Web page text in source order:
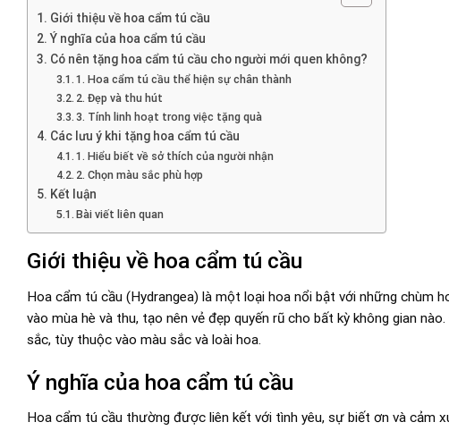
Giới thiệu về hoa cẩm tú cầu
Ý nghĩa của hoa cẩm tú cầu
Có nên tặng hoa cẩm tú cầu cho người mới quen không?
1. Hoa cẩm tú cầu thể hiện sự chân thành
2. Đẹp và thu hút
3. Tính linh hoạt trong việc tặng quà
Các lưu ý khi tặng hoa cẩm tú cầu
1. Hiểu biết về sở thích của người nhận
2. Chọn màu sắc phù hợp
Kết luận
Bài viết liên quan
Giới thiệu về hoa cẩm tú cầu
Hoa cẩm tú cầu (Hydrangea) là một loại hoa nổi bật với những chùm
vào mùa hè và thu, tạo nên vẻ đẹp quyến rũ cho bất kỳ không gian
sắc, tùy thuộc vào màu sắc và loài hoa.
Ý nghĩa của hoa cẩm tú cầu
Hoa cẩm tú cầu thường được liên kết với tình yêu, sự biết ơn và cảm